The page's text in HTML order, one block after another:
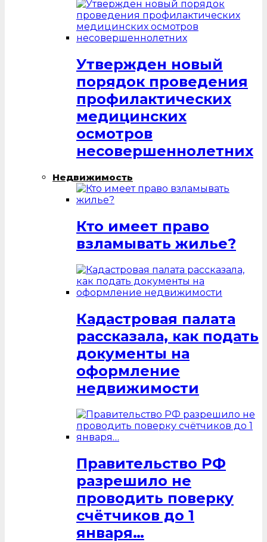
Утвержден новый
порядок проведения
профилактических
медицинских
осмотров
несовершеннолетних
Недвижимость
Кто имеет право
взламывать жилье?
Кадастровая палата
рассказала, как подать
документы на
оформление
недвижимости
Правительство РФ
разрешило не
проводить поверку
счётчиков до 1
января…